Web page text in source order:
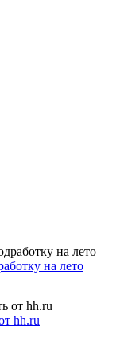
на лето
hh.ru